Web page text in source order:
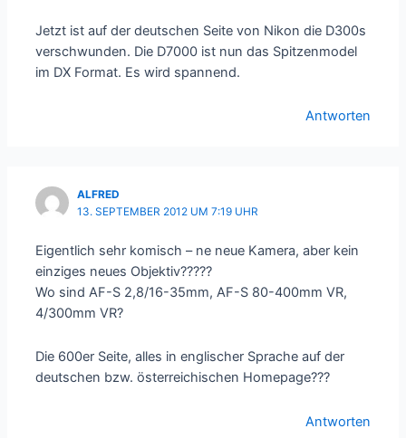
Jetzt ist auf der deutschen Seite von Nikon die D300s
verschwunden. Die D7000 ist nun das Spitzenmodel
im DX Format. Es wird spannend.
Antworten
ALFRED
13. SEPTEMBER 2012 UM 7:19 UHR
Eigentlich sehr komisch – ne neue Kamera, aber kein
einziges neues Objektiv?????
Wo sind AF-S 2,8/16-35mm, AF-S 80-400mm VR,
4/300mm VR?
Die 600er Seite, alles in englischer Sprache auf der
deutschen bzw. österreichischen Homepage???
Antworten